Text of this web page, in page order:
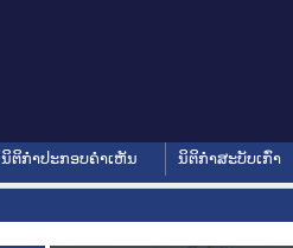
ນິຕິກໍາປະກອບຄໍາເຫັນ ນິຕິກໍາສະບັບເກົ່າ